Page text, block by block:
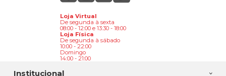
Institucional
Loja Virtual
De segunda à sexta
08:00 - 12:00 e 13:30 - 18:00
Loja Física
De segunda à sábado
10:00 - 22:00
Domingo
14:00 - 21:00